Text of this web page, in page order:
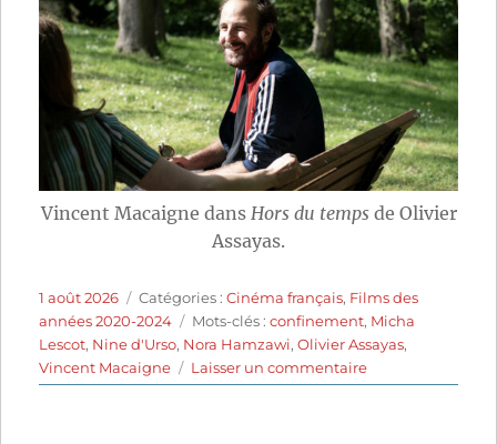
Vincent Macaigne dans Hors du tempsde Olivier
Assayas.
Publié
le
1 août 2026 Catégories
Catégories :Cinéma français, Films des
années 2020-2024
Étiquettes
Mots-clés :confinement, Micha
Lescot, Nine d'Urso, Nora Hamzawi,Olivier Assayas,
Vincent Macaigne
Laisser un commentairesur
Hors